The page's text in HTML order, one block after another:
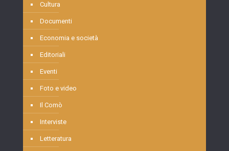
Cultura
Documenti
Economia e società
Editoriali
Eventi
Foto e video
Il Comò
Interviste
Letteratura